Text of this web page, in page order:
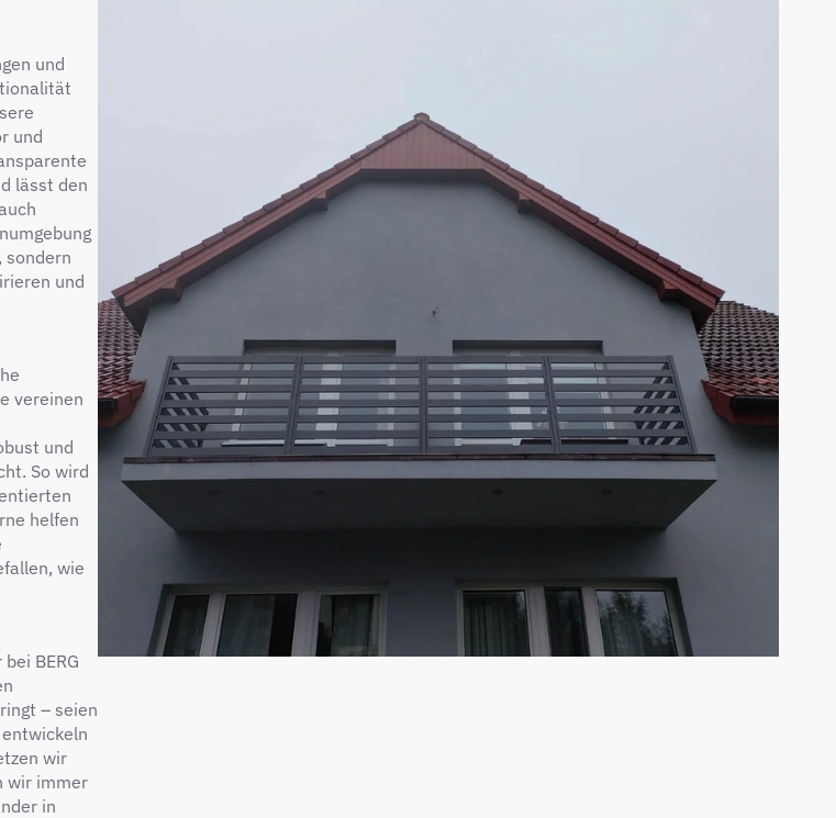
und
und
lässt den
sondern
und
vereinen
und
So wird
helfen
wie
BERG
– seien
wir
wir immer
in